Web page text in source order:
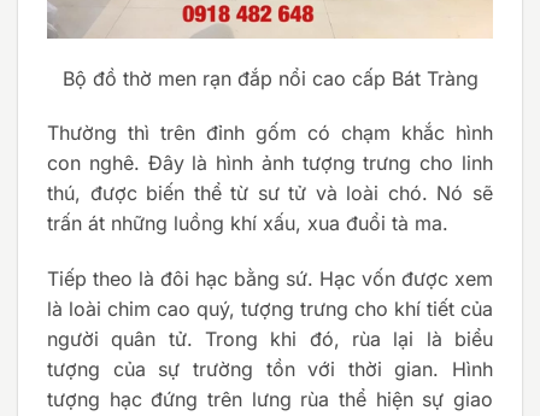
Bộ đồ thờ men rạn đắp nổi cao cấp Bát Tràng
Thường thì trên đỉnh gốm có chạm khắc hình
con nghê. Đây là hình ảnh tượng trưng cho linh
thú, được biến thể từ sư tử và loài chó. Nó sẽ
trấn át những luồng khí xấu, xua đuổi tà ma.
Tiếp theo là đôi hạc bằng sứ. Hạc vốn được xem
là loài chim cao quý, tượng trưng cho khí tiết của
người quân tử. Trong khi đó, rùa lại là biểu
tượng của sự trường tồn với thời gian. Hình
tượng hạc đứng trên lưng rùa thể hiện sự giao